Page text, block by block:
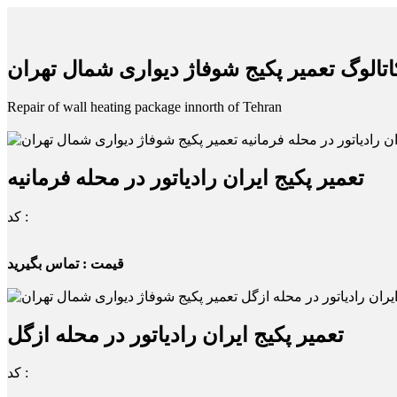
تعمیر پکیج شوفاژ دیواری شمال تهران
Repair of wall heating package innorth of Tehran
تعمیر پکیج ایران رادیاتور در محله فرمانیه
کد :
قیمت : تماس بگیرید
تعمیر پکیج ایران رادیاتور در محله ازگل
کد :